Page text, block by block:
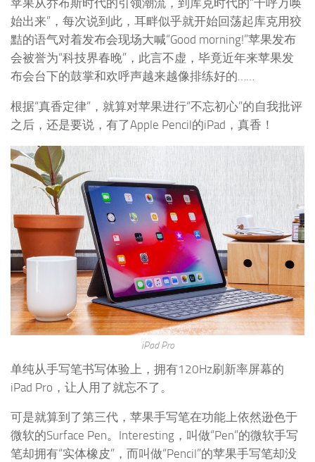
苹果从乔布斯时代的引领潮流，到库克时代的“千呼万唤
始出来”，每次说到此，耳畔似乎就开始回荡起库克用狡
黠的语气对着发布会现场大喊“Good morning!”苹果发布
会被誉为“科技界春晚”，此言不虚，毕竟近年来苹果发
布会台下的鼓掌和欢呼声越来越像排练好的……
根据“真香定律”，就算对苹果进行“不忘初心”的自我批评
之后，还是要说，有了Apple Pencil的iPad，真香！
iPad Pro
单纯从手写笔书写体验上，拥有120Hz刷新率屏幕的
iPad Pro，让人用了就忘不了。
可是就算到了第三代，苹果手写笔在功能上依然逊色于
微软的Surface Pen。Interesting，叫做“Pen”的微软手写
笔却拥有“实体橡皮”，而叫做“Pencil”的苹果手写笔却没